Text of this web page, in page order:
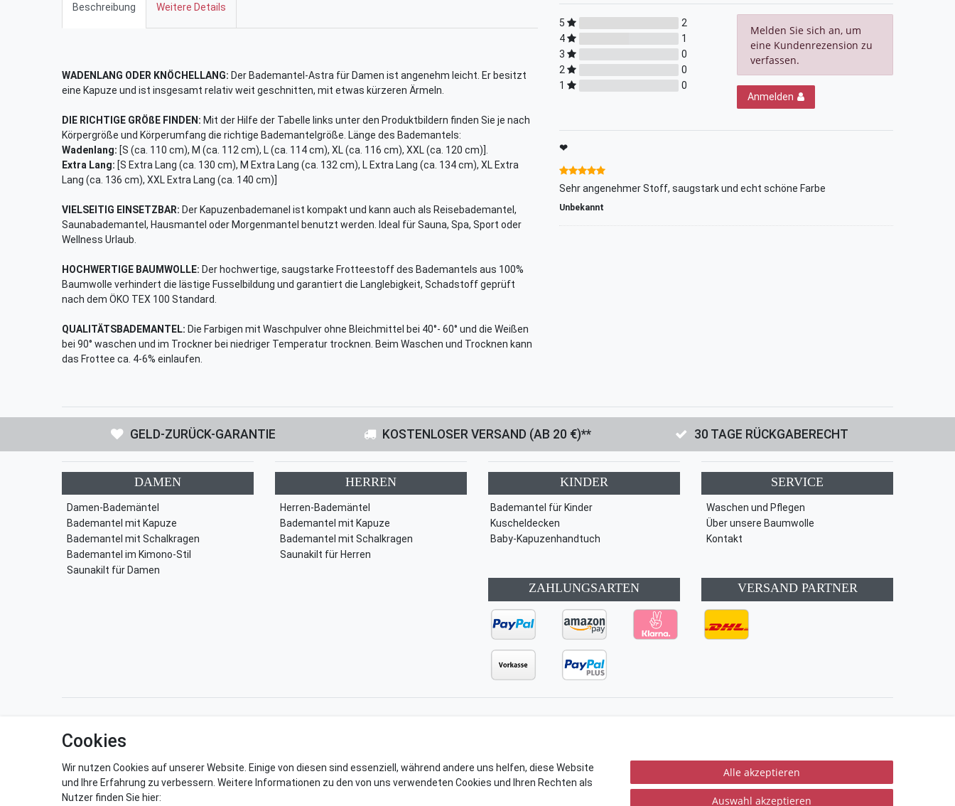
Beschreibung Weitere Details
WADENLANG ODER KNÖCHELLANG: Der Bademantel-Astra für Damen ist angenehm leicht. Er besitzt
eine Kapuze und ist insgesamt relativ weit geschnitten, mit etwas kürzeren Ärmeln.
DIE RICHTIGE GRÖßE FINDEN: Mit der Hilfe der Tabelle links unter den Produktbildern finden Sie je nach
Körpergröße und Körperumfang die richtige Bademantelgröße. Länge des Bademantels:
Wadenlang: [S (ca. 110 cm), M (ca. 112 cm), L (ca. 114 cm), XL (ca. 116 cm), XXL (ca. 120 cm)].
Extra Lang: [S Extra Lang (ca. 130 cm), M Extra Lang (ca. 132 cm), L Extra Lang (ca. 134 cm), XL Extra
Lang (ca. 136 cm), XXL Extra Lang (ca. 140 cm)]
VIELSEITIG EINSETZBAR: Der Kapuzenbademanel ist kompakt und kann auch als Reisebademantel,
Saunabademantel, Hausmantel oder Morgenmantel benutzt werden. Ideal für Sauna, Spa, Sport oder
Wellness Urlaub.
HOCHWERTIGE BAUMWOLLE: Der hochwertige, saugstarke Frotteestoff des Bademantels aus 100%
Baumwolle verhindert die lästige Fusselbildung und garantiert die Langlebigkeit, Schadstoff geprüft
nach dem ÖKO TEX 100 Standard.
QUALITÄTSBADEMANTEL: Die Farbigen mit Waschpulver ohne Bleichmittel bei 40°- 60° und die Weißen
bei 90° waschen und im Trockner bei niedriger Temperatur trocknen. Beim Waschen und Trocknen kann
das Frottee ca. 4-6% einlaufen.
5
2
4
1
3
0
2
0
1
0
Melden Sie sich an, um
eine Kundenrezension zu
verfassen.
Anmelden
❤
Sehr angenehmer Stoff, saugstark und echt schöne Farbe
Unbekannt
GELD-ZURÜCK-GARANTIE KOSTENLOSER VERSAND (AB 20 €)** 30 TAGE RÜCKGABERECHT
DAMEN
Damen-Bademäntel
Bademantel mit Kapuze
Bademantel mit Schalkragen
Bademantel im Kimono-Stil
Saunakilt für Damen
HERREN
Herren-Bademäntel
Bademantel mit Kapuze
Bademantel mit Schalkragen
Saunakilt für Herren
KINDER
Bademantel für Kinder
Kuscheldecken
Baby-Kapuzenhandtuch
SERVICE
Waschen und Pflegen
Über unsere Baumwolle
Kontakt
ZAHLUNGSARTEN VERSAND PARTNER
Cookies
Wir nutzen Cookies auf unserer Website. Einige von diesen sind essenziell, während andere uns helfen, diese Website
und Ihre Erfahrung zu verbessern. Weitere Informationen zu den von uns verwendeten Cookies und Ihren Rechten als
Nutzer finden Sie hier:
Alle akzeptieren
Auswahl akzeptieren